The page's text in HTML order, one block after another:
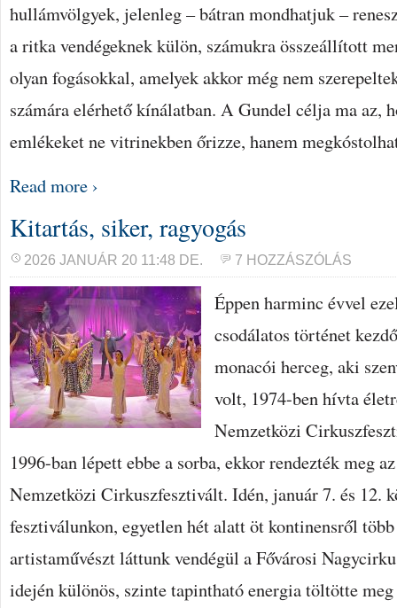
hullámvölgyek, jelenleg – bátran mondhatjuk –
a ritka vendégeknek külön, számukra összeállított
olyan fogásokkal, amelyek akkor még nem
számára elérhető kínálatban. A Gundel célja ma az,
emlékeket ne vitrinekben őrizze, hanem
Read more ›
Kitartás, siker, ragyogás
2026 JANUÁR 20 11:48 DE. 7 HOZZÁSZÓLÁS
Éppen harminc évvel
csodálatos történet
monacói herceg, aki
volt, 1974-ben hívta
Nemzetközi
1996-ban lépett ebbe a sorba, ekkor rendezték meg
Nemzetközi Cirkuszfesztivált. Idén, január 7. és 12.
fesztiválunkon, egyetlen hét alatt öt kontinensről
artistaművészt láttunk vendégül a Fővárosi
idején különös, szinte tapintható energia töltötte